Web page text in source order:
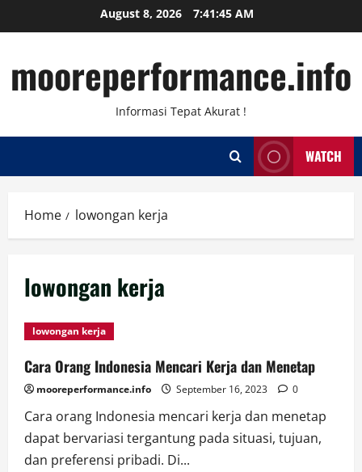
to
August 8, 2026 7:41:45 AM
mooreperformance.info
Informasi Tepat Akurat !
WATCH
Home lowongan kerja
lowongan kerja
lowongan kerja
Cara Orang Indonesia Mencari Kerja dan Menetap
mooreperformance.info September 16, 2023 0
Cara orang Indonesia mencari kerja dan menetap
dapat bervariasi tergantung pada situasi, tujuan,
dan preferensi pribadi. Di...